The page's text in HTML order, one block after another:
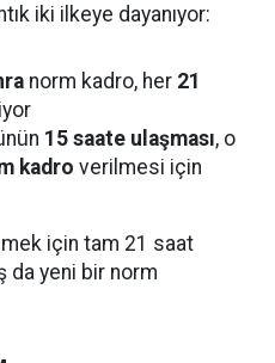
iki ilkeye dayanıyor:
norm kadro, her 21
15 saate ulaşması, o
kadro verilmesi için
için tam 21 saat
da yeni bir norm